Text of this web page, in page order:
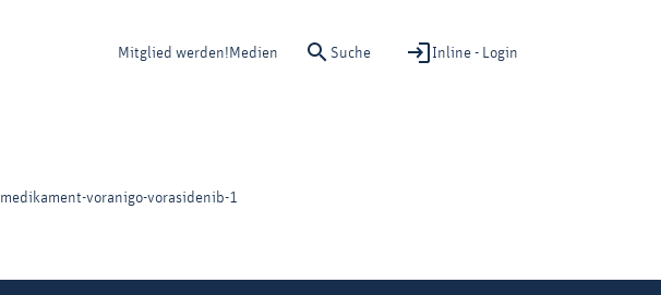
Mitglied werden! Medien Suche Inline - Login
medikament-voranigo-vorasidenib-1